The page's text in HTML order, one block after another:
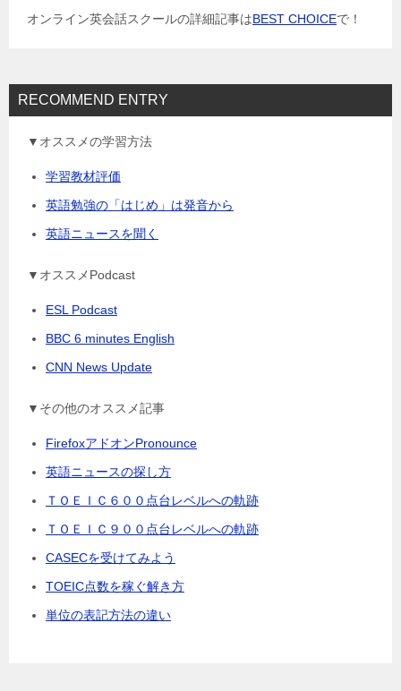
オンライン英会話スクールの詳細記事はBEST CHOICEで！
RECOMMEND ENTRY
▼オススメの学習方法
学習教材評価
英語勉強の「はじめ」は発音から
英語ニュースを聞く
▼オススメPodcast
ESL Podcast
BBC 6 minutes English
CNN News Update
▼その他のオススメ記事
FirefoxアドオンPronounce
英語ニュースの探し方
ＴＯＥＩＣ６００点台レベルへの軌跡
ＴＯＥＩＣ９００点台レベルへの軌跡
CASECを受けてみよう
TOEIC点数を稼ぐ解き方
単位の表記方法の違い